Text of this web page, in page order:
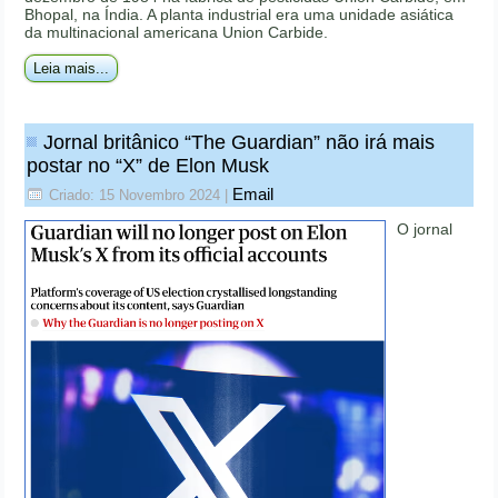
Bhopal, na Índia. A planta industrial era uma unidade asiática
da multinacional americana Union Carbide.
Leia mais...
Jornal britânico “The Guardian” não irá mais
postar no “X” de Elon Musk
Criado: 15 Novembro 2024 Email
O jornal